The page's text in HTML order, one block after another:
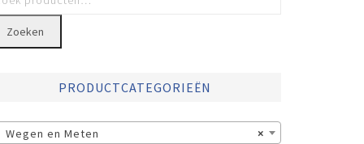
Zoeken
PRODUCTCATEGORIEËN
×
Wegen en Meten